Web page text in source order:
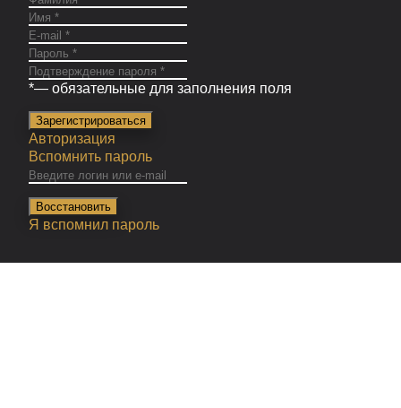
*— обязательные для заполнения поля
Зарегистрироваться
Авторизация
Вспомнить пароль
Восстановить
Я вспомнил пароль